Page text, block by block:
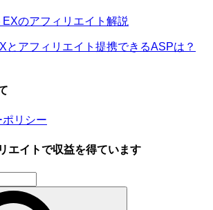
とアフィリエイト提携できるASPは？
リシー
エイトで収益を得ています